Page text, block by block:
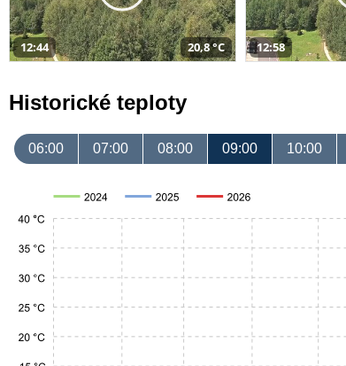
12:44 20,8 °C 12:58
Historické teploty
06:00 07:00 08:00 09:00 10:00